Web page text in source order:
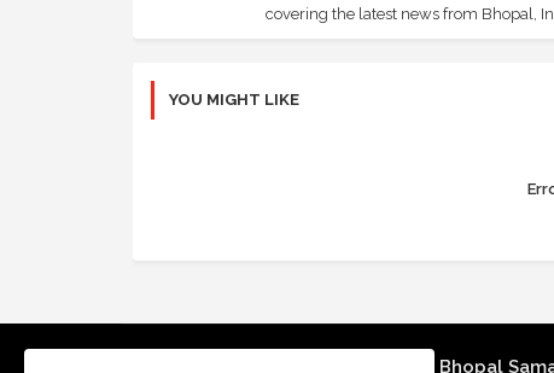
covering the latest news from Bhopal,
YOU MIGHT LIKE
Bhopal